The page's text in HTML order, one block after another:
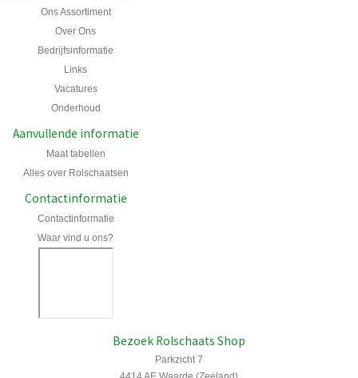
Ons Assortiment
Over Ons
Bedrijfsinformatie
Links
Vacatures
Onderhoud
Aanvullende informatie
Maat tabellen
Alles over Rolschaatsen
Contactinformatie
Contactinformatie
Waar vind u ons?
Bezoek Rolschaats Shop
Parkzicht 7